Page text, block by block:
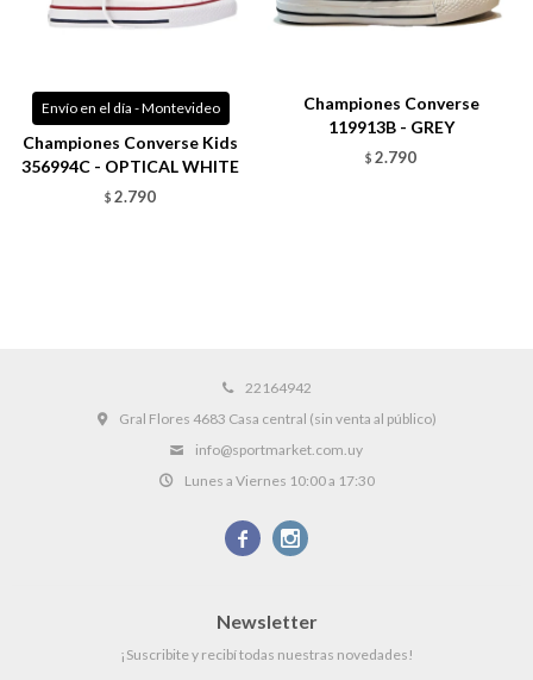
Envío en el día - Montevideo
Championes Converse Kids
356994C - OPTICAL WHITE
$ 2.790
Championes Converse
119913B - GREY
$ 2.790
22164942
Gral Flores 4683 Casa central (sin venta al público)
info@sportmarket.com.uy
Lunes a Viernes 10:00 a 17:30
 
Newsletter
¡Suscribite y recibí todas nuestras novedades!